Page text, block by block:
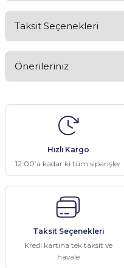
Taksit Seçenekleri
Önerileriniz
konularda yetersiz
tarafımıza iletebilirsiniz.
Görüş ve önerileriniz için
Ürün resmi kalitesiz, bozuk
Ürün bilgilerinde hatalar
Ürün fiyatı diğer sitelerden
Bu ürüne benzer farklı
Hızlı Kargo
12:00’a kadar ki tüm siparişler
Taksit Seçenekleri
Kredi kartına tek taksit ve
havale